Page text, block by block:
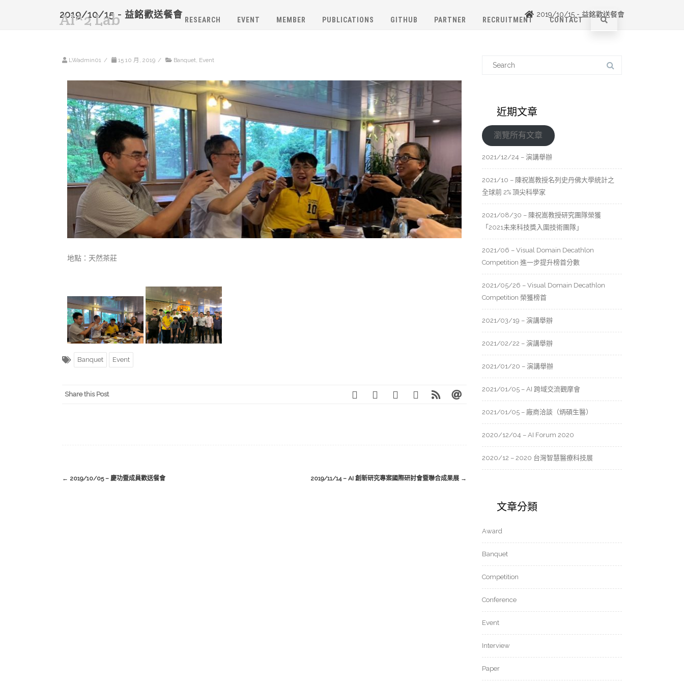
AI^2 Lab RESEARCH EVENT MEMBER PUBLICATIONS GITHUB PARTNER RECRUITMENT CONTACT
2019/10/15 - 益銘歡送餐會 2019/10/15 - 益銘歡送餐會
LWadmin01 / 15 10 月, 2019 / Banquet, Event
地點：天然茶莊
Banquet Event
Share this Post
← 2019/10/05 – 慶功暨成員歡送餐會 2019/11/14 – AI 創新研究專案國際研討會暨聯合成果展 →
近期文章
瀏覽所有文章
2021/12/24 – 演講舉辦
2021/10 – 陳祝嵩教授名列史丹佛大學統計之
全球前 2% 頂尖科學家
2021/08/30 – 陳祝嵩教授研究團隊榮獲
「2021未來科技獎入圍技術團隊」
2021/06 – Visual Domain Decathlon
Competition 進一步提升榜首分數
2021/05/26 – Visual Domain Decathlon
Competition 榮獲榜首
2021/03/19 – 演講舉辦
2021/02/22 – 演講舉辦
2021/01/20 – 演講舉辦
2021/01/05 – AI 跨域交流觀摩會
2021/01/05 – 廠商洽談（炳碩生醫）
2020/12/04 – AI Forum 2020
2020/12 – 2020 台灣智慧醫療科技展
文章分類
Award
Banquet
Competition
Conference
Event
Interview
Paper